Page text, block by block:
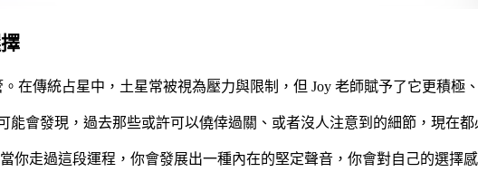
在傳統占星中，土星常被視為壓力與限制，但 Joy 老師賦予了它更積極
會發現，過去那些或許可以僥倖過關、或者沒人注意到的細節，現在都
你走過這段運程，你會發展出一種內在的堅定聲音，你會對自己的選擇